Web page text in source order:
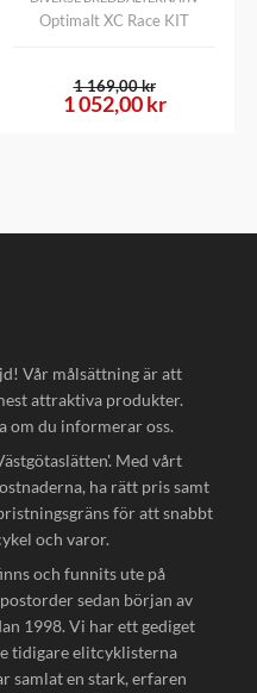
Optimalt XC Race KIT
1 052,00 kr
1 169,00 kr
Vår målsättning är att
attraktiva produkter.
om du informerar oss.
Med vårt
ha rätt pris samt
för att snabbt
och varor.
och funnits ute på
sedan början av
1998. Vi har ett gediget
tidigare elitcyklisterna
samlat en stark, erfaren